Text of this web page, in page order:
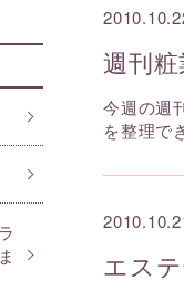
週刊
今週の週
を整理で
エス